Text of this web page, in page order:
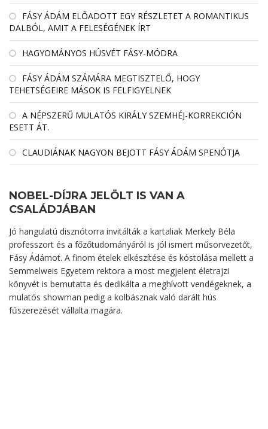
FÁSY ÁDÁM ELŐADOTT EGY RÉSZLETET A ROMANTIKUS
DALBÓL, AMIT A FELESÉGÉNEK ÍRT
HAGYOMÁNYOS HÚSVÉT FÁSY-MÓDRA
FÁSY ÁDÁM SZÁMÁRA MEGTISZTELŐ, HOGY
TEHETSÉGEIRE MÁSOK IS FELFIGYELNEK
A NÉPSZERŰ MULATÓS KIRÁLY SZEMHÉJ-KORREKCIÓN
ESETT ÁT.
CLAUDIÁNAK NAGYON BEJÖTT FÁSY ÁDÁM SPENÓTJA
NOBEL-DÍJRA JELÖLT IS VAN A
CSALÁDJÁBAN
Jó hangulatú disznótorra invitálták a kartaliak Merkely Béla
professzort és a főzőtudományáról is jól ismert műsorvezetőt,
Fásy Ádámot. A finom ételek elkészítése és kóstolása mellett a
Semmelweis Egyetem rektora a most megjelent életrajzi
könyvét is bemutatta és dedikálta a meghívott vendégeknek, a
mulatós showman pedig a kolbásznak való darált hús
fűszerezését vállalta magára.